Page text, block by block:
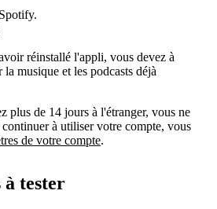
réinstallé l'appli, vous devez à
musique et les podcasts déjà
plus de 14 jours à l'étranger, vous ne
à utiliser votre compte, vous
de votre compte.
à tester